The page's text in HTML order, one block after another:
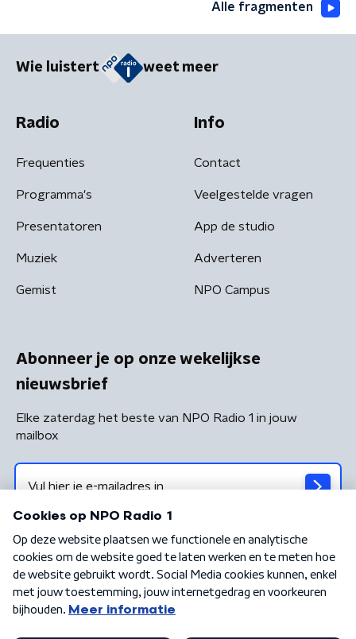
Alle fragmenten
Wie luistert weet meer
Radio
Frequenties
Programma's
Presentatoren
Muziek
Gemist
Info
Contact
Veelgestelde vragen
App de studio
Adverteren
NPO Campus
Abonneer je op onze wekelijkse
nieuwsbrief
Elke zaterdag het beste van NPO Radio 1 in jouw
mailbox
Algemene voorwaarden